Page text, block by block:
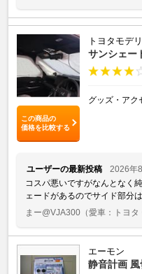
この商品の
価格を比較する
トヨタモデ
サンシェー
グッズ・アク
ユーザーの最新投稿
2026年
コスパ悪いですがなんとなく
ェードがあるのでサイド部分
まー@VJA300 （愛車：トヨ
エーモン
静音計画